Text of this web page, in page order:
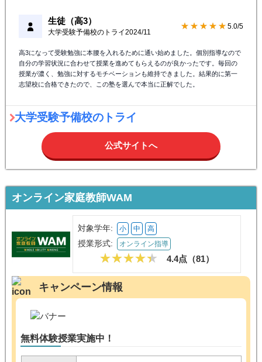
生徒（高3）
大学受験予備校のトライ2024/11
★★★★★ 5.0/5
高3になって受験勉強に本腰を入れるために通い始めました。個別指導なので
自分の学習状況に合わせて授業を進めてもらえるのが良かったです。毎回の
授業が濃く、勉強に対するモチベーションも維持できました。結果的に第一
志望校に合格できたので、この塾を選んで本当に正解でした。
大学受験予備校のトライ
公式サイトへ
オンライン家庭教師WAM
対象学年: 小 中 高
授業形式: オンライン指導
4.4点（81）
キャンペーン情報
無料体験授業実施中！